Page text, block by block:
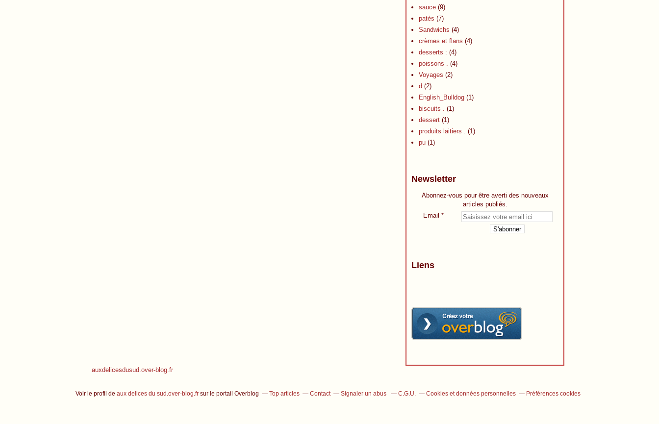
sauce (9)
patés (7)
Sandwichs (4)
crèmes et flans (4)
desserts : (4)
poissons . (4)
Voyages (2)
d (2)
English_Bulldog (1)
biscuits . (1)
dessert (1)
produits laitiers . (1)
pu (1)
Newsletter
Abonnez-vous pour être averti des nouveaux
articles publiés.
Email
Liens
auxdelicesdusud.over-blog.fr
Voir le profil de aux delices du sud.over-blog.fr sur le portail Overblog Top articles Contact Signaler un abus C.G.U. Cookies et données personnelles Préférences cookies